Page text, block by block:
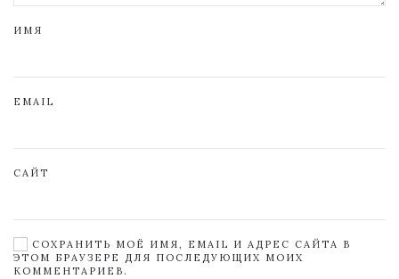
ИМЯ
EMAIL
САЙТ
СОХРАНИТЬ МОЁ ИМЯ, EMAIL И АДРЕС САЙТА В
ЭТОМ БРАУЗЕРЕ ДЛЯ ПОСЛЕДУЮЩИХ МОИХ
КОММЕНТАРИЕВ.